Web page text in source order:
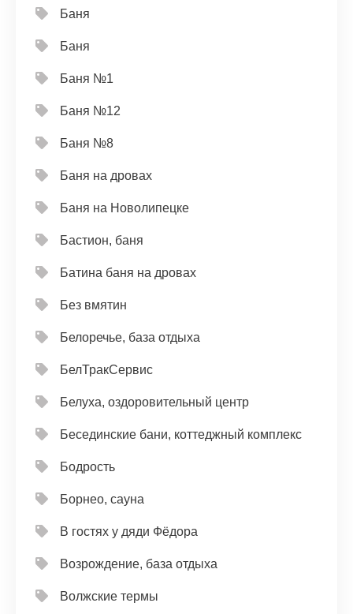
Баня
Баня
Баня №1
Баня №12
Баня №8
Баня на дровах
Баня на Новолипецке
Бастион, баня
Батина баня на дровах
Без вмятин
Белоречье, база отдыха
БелТракСервис
Белуха, оздоровительный центр
Бесединские бани, коттеджный комплекс
Бодрость
Борнео, сауна
В гостях у дяди Фёдора
Возрождение, база отдыха
Волжские термы